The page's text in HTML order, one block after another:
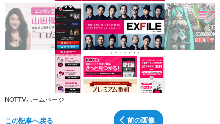
NOTTVホームページ
前の画像
この記事へ戻る